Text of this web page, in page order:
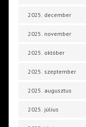
2025. december
2025. november
2025. október
2025. szeptember
2025. augusztus
2025. július